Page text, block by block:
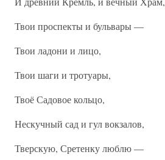
Твои проспекты и бульвары —
Твои ладони и лицо,
Твои шаги и тротуары,
Твоё Садовое кольцо,
Нескучный сад и гул вокзалов,
Тверскую, Сретенку люблю —